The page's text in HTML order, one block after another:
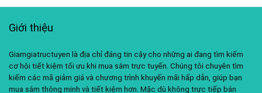
Giới thiệu
Giamgiatructuyen là địa chỉ đáng tin cậy cho những ai đang tìm kiếm
cơ hội tiết kiệm tối ưu khi mua sắm trực tuyến. Chúng tôi chuyên tìm
kiếm các mã giảm giá và chương trình khuyến mãi hấp dẫn, giúp bạn
mua sắm thông minh và tiết kiệm hơn. Mặc dù không trực tiếp bán